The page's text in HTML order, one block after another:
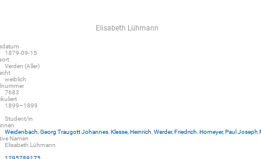
Elisabeth Lühmann
1879-09-15
Verden (Aller)
weiblich
7683
1899–1899
Student/in
Weidenbach, Georg Traugott Johannes, Klesse, Heinrich Werder, Friedrich Homeyer, Paul Joseph
Namen
Elisabeth Lühmann